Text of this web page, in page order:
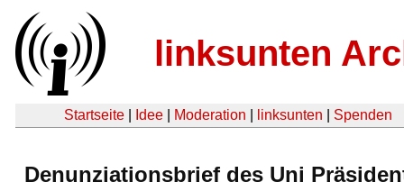
linksunten
Startseite Idee Moderation linksunten Spenden
Denunziationsbrief des Uni